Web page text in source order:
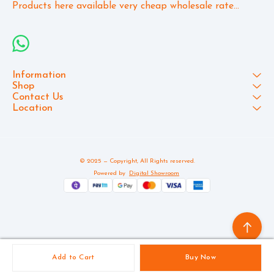
Add to Cart Buy Now
Products here available very cheap wholesale rate...
Information
Shop
Contact Us
Location
© 2025 — Copyright, All Rights reserved.
Powered
by Digital Showroom